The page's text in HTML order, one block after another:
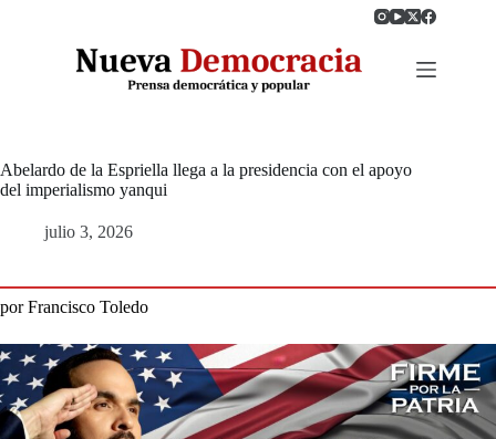
Abelardo de la Espriella llega a la presidencia con el apoyo
del imperialismo yanqui
julio 3, 2026
por Francisco Toledo